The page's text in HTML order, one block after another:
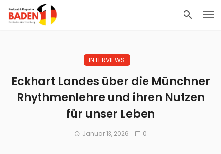
INTERVIEWS
Eckhart Landes über die Münchner
Rhythmenlehre und ihren Nutzen
für unser Leben
Januar 13, 2026 0